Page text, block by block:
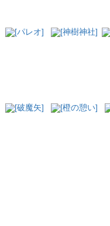
[パレオ] [神樹神社]
[破魔矢] [橙の憩い]